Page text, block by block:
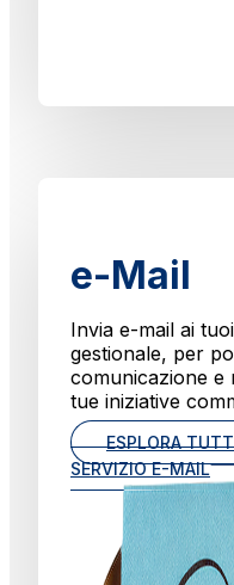
e-Mail
Invia e-mail ai
gestionale, per
comunicazione e
tue iniziative
ESPLORA
SERVIZIO E-MAIL